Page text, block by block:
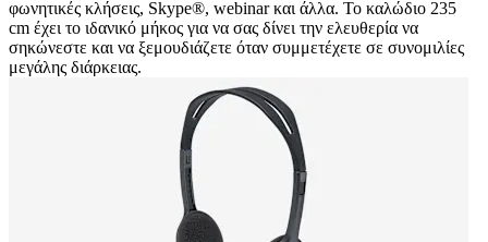
φωνητικές κλήσεις, Skype®, webinar και άλλα. Το καλώδιο 235
cm έχει το ιδανικό μήκος για να σας δίνει την ελευθερία να
σηκώνεστε και να ξεμουδιάζετε όταν συμμετέχετε σε συνομιλίες
μεγάλης διάρκειας.